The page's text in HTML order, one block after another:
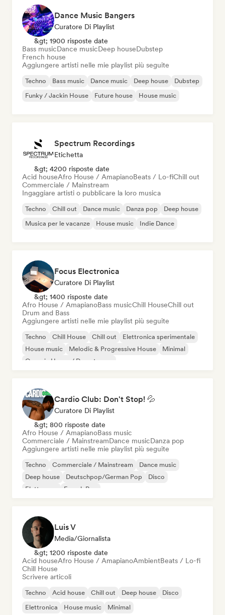
Dance Music Bangers
Curatore Di Playlist
&gt; 1900 risposte date
Bass musicDance musicDeep houseDubstep
French house
Aggiungere artisti nelle mie playlist più seguite
Techno Bass music Dance music Deep house
Dubstep
Funky / Jackin House
Future house House music
Spectrum Recordings
Etichetta
&gt; 4200 risposte date
Acid houseAfro House / AmapianoBeats / Lo-fiChill out
Commerciale / Mainstream
Ingaggiare artisti o pubblicare la loro musica
Techno Chill out Dance music Danza pop
Deep house
Musica per le vacanze
House music Indie Dance
Focus Electronica
Curatore Di Playlist
&gt; 1400 risposte date
Afro House / AmapianoBass musicChill HouseChill out
Drum and Bass
Aggiungere artisti nelle mie playlist più seguite
Techno Chill House Chill out
Elettronica sperimentale
House music
Melodic & Progressive House
Minimal
Organic House / Downtempo
Cardio Club: Don't Stop! 💦
Curatore Di Playlist
&gt; 800 risposte date
Afro House / AmapianoBass music
Commerciale / MainstreamDance musicDanza pop
Aggiungere artisti nelle mie playlist più seguite
Techno Commerciale / Mainstream
Dance music
Deep house
Deutschpop/German Pop
Disco
Elettropop
French Pop
Luis V
Media/Giornalista
&gt; 1200 risposte date
Acid houseAfro House / AmapianoAmbientBeats / Lo-fi
Chill House
Scrivere articoli
Techno Acid house Chill out Deep house
Disco
Elettronica
House music Minimal